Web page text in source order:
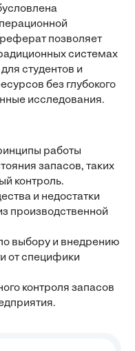
позволяет
системах
студентов и
без глубокого
исследования.
работы
запасов, таких
контроль.
и недостатки
производственной
выбору и внедрению
от специфики
контроля запасов